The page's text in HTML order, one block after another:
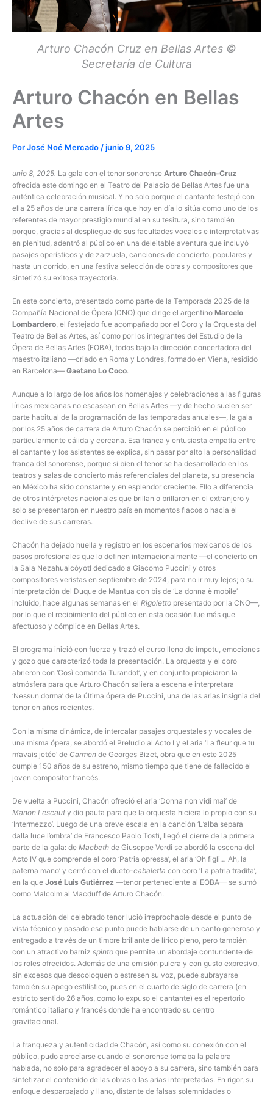
Arturo Chacón Cruz en Bellas Artes ©
Secretaría de Cultura
Arturo Chacón en Bellas
Artes
PorJosé Noé Mercado /junio 9, 2025
unio 8, 2025. La gala con el tenor sonorense Arturo Chacón-Cruz
ofrecida este domingo en el Teatro del Palacio de Bellas Artes fue una
auténtica celebración musical. Y no solo porque el cantante festejó con
ella 25 años de una carrera lírica que hoy en día lo sitúa como uno de los
referentes de mayor prestigio mundial en su tesitura, sino también
porque, gracias al despliegue de sus facultades vocales e interpretativas
en plenitud, adentró al público en una deleitable aventura que incluyó
pasajes operísticos y de zarzuela, canciones de concierto, populares y
hasta un corrido, en una festiva selección de obras y compositores que
sintetizó su exitosa trayectoria.
En este concierto, presentado como parte de la Temporada 2025 de la
Compañía Nacional de Ópera (CNO) que dirige el argentino Marcelo
Lombardero , el festejado fue acompañado por el Coro y la Orquesta del
Teatro de Bellas Artes, así como por los integrantes del Estudio de la
Ópera de Bellas Artes (EOBA), todos bajo la dirección concertadora del
maestro italiano —criado en Roma y Londres, formado en Viena, residido
en Barcelona— Gaetano Lo Coco.
Aunque a lo largo de los años los homenajes y celebraciones a las figuras
líricas mexicanas no escasean en Bellas Artes —y de hecho suelen ser
parte habitual de la programación de las temporadas anuales—, la gala
por los 25 años de carrera de Arturo Chacón se percibió en el público
particularmente cálida y cercana. Esa franca y entusiasta empatía entre
el cantante y los asistentes se explica, sin pasar por alto la personalidad
franca del sonorense, porque si bien el tenor se ha desarrollado en los
teatros y salas de concierto más referenciales del planeta, su presencia
en México ha sido constante y en esplendor creciente. Ello a diferencia
de otros intérpretes nacionales que brillan o brillaron en el extranjero y
solo se presentaron en nuestro país en momentos flacos o hacia el
declive de sus carreras.
Chacón ha dejado huella y registro en los escenarios mexicanos de los
pasos profesionales que lo definen internacionalmente —el concierto en
la Sala Nezahualcóyotl dedicado a Giacomo Puccini y otros
compositores veristas en septiembre de 2024, para no ir muy lejos; o su
interpretación del Duque de Mantua con bis de ‘La donna è mobile’
incluido, hace algunas semanas en el Rigoletto presentado por la CNO—,
por lo que el recibimiento del público en esta ocasión fue más que
afectuoso y cómplice en Bellas Artes.
El programa inició con fuerza y trazó el curso lleno de ímpetu, emociones
y gozo que caracterizó toda la presentación. La orquesta y el coro
abrieron con ‘Così comanda Turandot’, y en conjunto propiciaron la
atmósfera para que Arturo Chacón saliera a escena e interpretara
‘Nessun dorma’ de la última ópera de Puccini, una de las arias insignia del
tenor en años recientes.
Con la misma dinámica, de intercalar pasajes orquestales y vocales de
una misma ópera, se abordó el Preludio al Acto I y el aria ‘La fleur que tu
m’avais jetée’ de Carmen de Georges Bizet, obra que en este 2025
cumple 150 años de su estreno, mismo tiempo que tiene de fallecido el
joven compositor francés.
De vuelta a Puccini, Chacón ofreció el aria ‘Donna non vidi mai’ de
Manon Lescaut y dio pauta para que la orquesta hiciera lo propio con su
‘Intermezzo’. Luego de una breve escala en la canción ‘L’alba separa
dalla luce l’ombra’ de Francesco Paolo Tosti, llegó el cierre de la primera
parte de la gala: de Macbeth de Giuseppe Verdi se abordó la escena del
Acto IV que comprende el coro ‘Patria opressa’, el aria ‘Oh figli… Ah, la
paterna mano’ y cerró con el dueto-cabaletta con coro ‘La patria tradita’,
en la que José Luis Gutiérrez —tenor perteneciente al EOBA— se sumó
como Malcolm al Macduff de Arturo Chacón.
La actuación del celebrado tenor lució irreprochable desde el punto de
vista técnico y pasado ese punto puede hablarse de un canto generoso y
entregado a través de un timbre brillante de lírico pleno, pero también
con un atractivo barniz spinto que permite un abordaje contundente de
los roles ofrecidos. Además de una emisión pulcra y con gusto expresivo,
sin excesos que descoloquen o estresen su voz, puede subrayarse
también su apego estilístico, pues en el cuarto de siglo de carrera (en
estricto sentido 26 años, como lo expuso el cantante) es el repertorio
romántico italiano y francés donde ha encontrado su centro
gravitacional.
La franqueza y autenticidad de Chacón, así como su conexión con el
público, pudo apreciarse cuando el sonorense tomaba la palabra
hablada, no solo para agradecer el apoyo a su carrera, sino también para
sintetizar el contenido de las obras o las arias interpretadas. En rigor, su
enfoque desparpajado y llano, distante de falsas solemnidades o